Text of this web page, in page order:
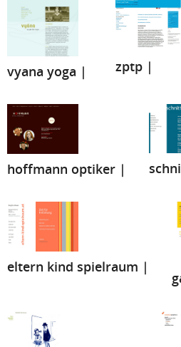
vyana yoga | zptp |
hoffmann optiker |
eltern kind spielraum |